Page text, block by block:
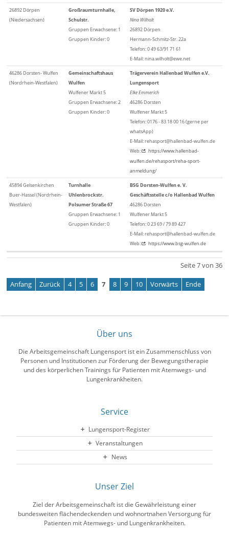
26892 Dörpen
(Niedersachsen)
Großraumturnhalle,
Schulstr.
Gruppen Erwachsene: 1
Gruppen Kinder: 0
SV Dörpen 1920 e.V.
Nina Wilholt
26892 Dörpen
Hermann-Schmitz-Str. 22a
Telefon: 0 49 63/91 71 61
E-Mail: nina.wilholt@ewe.net
46286 Dorsten- Wulfen
(Nordrhein-Westfalen)
Gemeinschaftshaus
Wulfen
Wulfener Markt 5
Gruppen Erwachsene: 2
Gruppen Kinder: 0
Trägerverein Hallenbad Wulfen e.V.
Lungensport
Elke Emmerich
46286 Dorsten
Wulfener Markt 5
Telefon: 0176 - 83 18 00 16 (gerne per
whatsApp)
E-Mail: rehasport@hallenbad-wulfen.de
Web:
https://www.hallenbad-
wulfen.de/rehasport/reha-sport-
anmeldung/
45894 Gelsenkirchen
Buer-Hassel (Nordrhein-
Westfalen)
Turnhalle
Uhlenbrockstr.
Polsumer Straße 67
Gruppen Erwachsene: 1
Gruppen Kinder: 0
BSG Dorsten-Wulfen e. V.
Geschäftsstelle c/o Hallenbad Wulfen
46286 Dorsten
Wulfener Markt 5
Telefon: 0 23 69 / 79 89 427
E-Mail: rehasport@hallenbad-wulfen.de
Web:
https://www.bsg-wulfen.de
Seite 7 von 36
Anfang Zurück 4 5 6 7 8 9 10 Vorwärts Ende
Über uns
Die Arbeitsgemeinschaft Lungensport ist ein Zusammenschluss von
Personen und Institutionen zur Förderung der Bewegungstherapie
und des körperlichen Trainings für Patienten mit Atemwegs- und
Lungenkrankheiten.
Service
Lungensport-Register
Veranstaltungen
News
Unser Ziel
Ziel der Arbeitsgemeinschaft ist die Gewährleistung einer
bundesweiten flächendeckenden und wohnortnahen Versorgung für
Patienten mit Atemwegs- und Lungenkrankheiten.